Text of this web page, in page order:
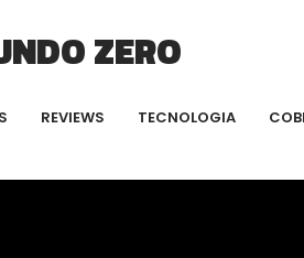
ZERO
REVIEWS TECNOLOGIA